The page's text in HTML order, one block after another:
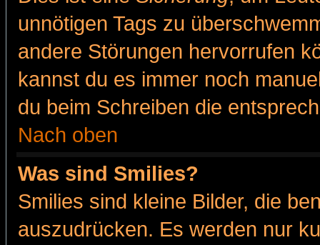
unnötigen Tags zu
andere Störungen hervorrufen
kannst du es immer noch
du beim Schreiben die
Nach oben
Was sind Smilies?
Smilies sind kleine Bilder, die
auszudrücken. Es werden nur